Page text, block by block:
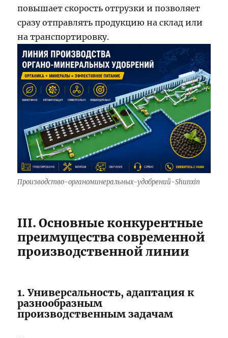
повышает скорость отгрузки и позволяет
сразу отправлять продукцию на склад или
на транспортировку.
Производство-органоминеральных-удобрений-Shunxin
III. Основные конкурентные
преимущества современной
производственной линии
1. Универсальность, адаптация к
разнообразным
производственным задачам